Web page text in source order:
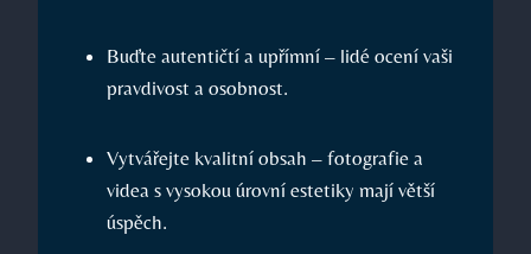
Buďte autentičtí a upřímní – lidé ocení vaši
pravdivost a osobnost.
Vytvářejte kvalitní obsah – fotografie a
videa s vysokou úrovní estetiky mají větší
úspěch.